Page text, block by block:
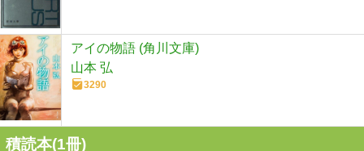
アイの物語 (角川文庫)
山本 弘
3290
積読本(1冊)